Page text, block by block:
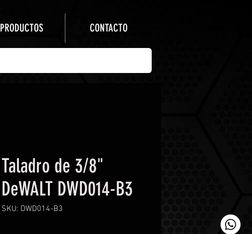
PRODUCTOS CONTACTO
Taladro de 3/8"
DeWALT DWD014-B3
SKU: DWD014-B3